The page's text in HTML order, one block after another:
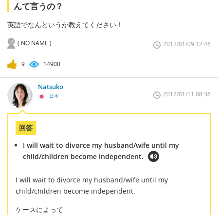
んて言うの？
英語でなんというか教えてください！
( NO NAME ) 2017/01/09 12:46
9 14900
Natsuko
日本 2017/01/11 08:36
回答
I will wait to divorce my husband/wife until my
child/children become independent.
I will wait to divorce my husband/wife until my
child/children become independent.
ケースによって